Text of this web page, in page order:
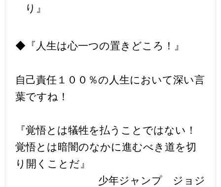
り』
◆『人生は心一つの置きどころ！』
自己責任１００％の人生において深い言
葉ですね！
『覚悟とは犠牲を払うことではない！
覚悟とは暗闇のなかに進むべき道を切
り開くことだ』
少年ジャンプ ジョジ